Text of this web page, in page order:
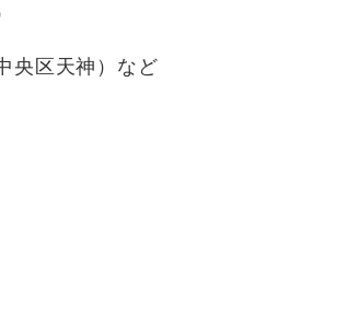
央区天神）など